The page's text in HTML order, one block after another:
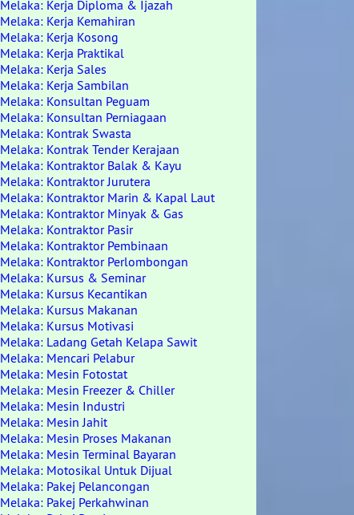
Melaka: Kerja Diploma & Ijazah
Melaka: Kerja Kemahiran
Melaka: Kerja Kosong
Melaka: Kerja Praktikal
Melaka: Kerja Sales
Melaka: Kerja Sambilan
Melaka: Konsultan Peguam
Melaka: Konsultan Perniagaan
Melaka: Kontrak Swasta
Melaka: Kontrak Tender Kerajaan
Melaka: Kontraktor Balak & Kayu
Melaka: Kontraktor Jurutera
Melaka: Kontraktor Marin & Kapal Laut
Melaka: Kontraktor Minyak & Gas
Melaka: Kontraktor Pasir
Melaka: Kontraktor Pembinaan
Melaka: Kontraktor Perlombongan
Melaka: Kursus & Seminar
Melaka: Kursus Kecantikan
Melaka: Kursus Makanan
Melaka: Kursus Motivasi
Melaka: Ladang Getah Kelapa Sawit
Melaka: Mencari Pelabur
Melaka: Mesin Fotostat
Melaka: Mesin Freezer & Chiller
Melaka: Mesin Industri
Melaka: Mesin Jahit
Melaka: Mesin Proses Makanan
Melaka: Mesin Terminal Bayaran
Melaka: Motosikal Untuk Dijual
Melaka: Pakej Pelancongan
Melaka: Pakej Perkahwinan